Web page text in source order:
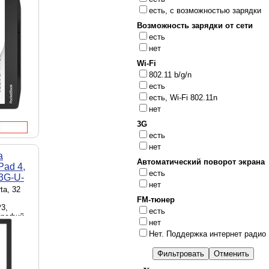
мАч,
4,
U-
32
134 х
есть, с возможностью зарядки
Возможность зарядки от сети
есть
нет
Wi-Fi
802.11 b/g/n
есть
есть, Wi-Fi 802.11n
нет
3G
есть
нет
Автоматический поворот экрана
есть
нет
FM-тюнер
есть
нет
Нет. Поддержка интернет радио